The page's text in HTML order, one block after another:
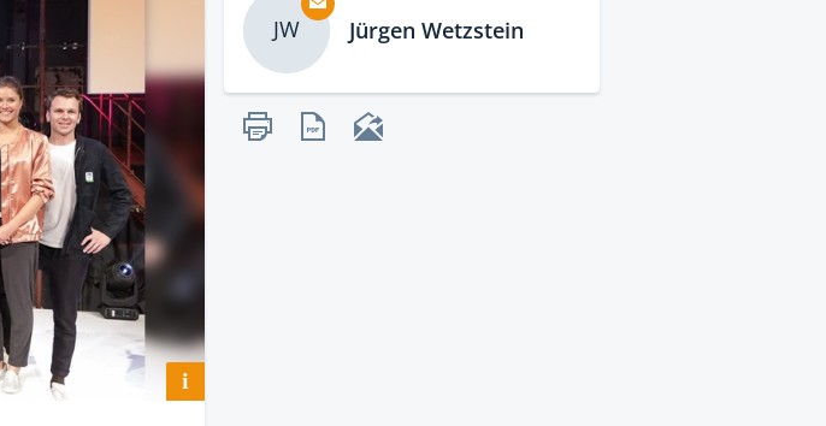
i
JW Jürgen Wetzstein